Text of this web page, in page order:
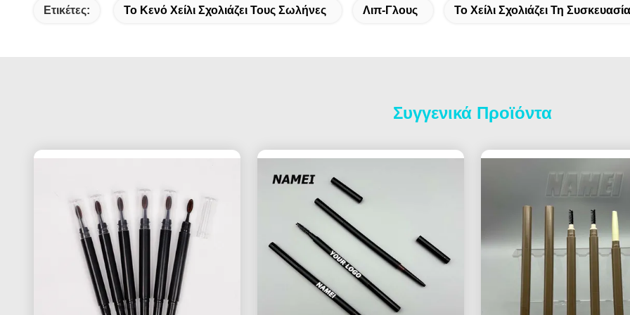
Ετικέτες: Το Κενό Χείλι Σχολιάζει Τους Σωλήνες Λιπ-Γλους Το Χείλι Σχολιάζει Τη Συσκευασία
Συγγενικά Προϊόντα